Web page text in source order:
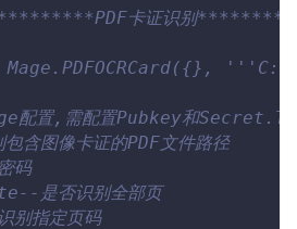
卡证识别
Mage.PDFOCRCard({},
配置,需配置Pubkey和
含图像卡证的PDF文件路径
码
是否识别全部页
指定页码